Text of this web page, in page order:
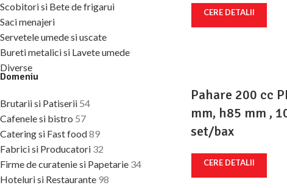
Scobitori si Bete de frigarui
Saci menajeri
Servetele umede si uscate
Bureti metalici si Lavete umede
Diverse
Domeniu
Brutarii si Patiserii 54
Cafenele si bistro 57
Catering si Fast food89
Fabrici si Producatori 32
Firme de curatenie si Papetarie 34
Hoteluri si Restaurante 98
CERE DETALII
Pahare 200 cc
mm, h85 mm ,
set/bax
CERE DETALII